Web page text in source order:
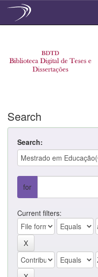
Search
Search:
for
Current filters: